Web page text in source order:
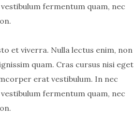
fermentum quam, nec
et viverra. Nulla lectus enim, non
quam. Cras cursus nisi eget
erat vestibulum. In nec
fermentum quam, nec